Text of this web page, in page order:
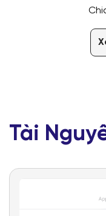
Tài